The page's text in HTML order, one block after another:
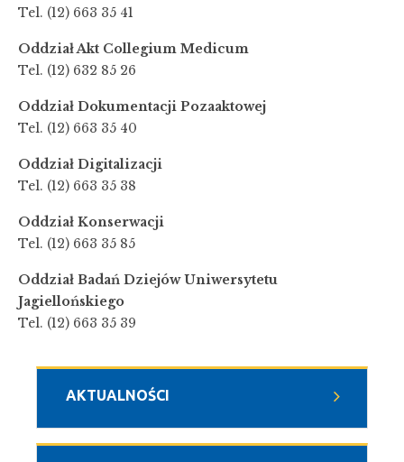
AKTUALNOŚCI
Tel. (12) 663 35 41
Oddział Akt Collegium Medicum
Tel. (12) 632 85 26
Oddział Dokumentacji Pozaaktowej
Tel. (12) 663 35 40
Oddział Digitalizacji
Tel. (12) 663 35 38
Oddział Konserwacji
Tel. (12) 663 35 85
Oddział Badań Dziejów Uniwersytetu
Jagiellońskiego
Tel. (12) 663 35 39